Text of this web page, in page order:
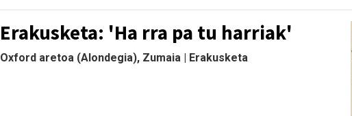
Erakusketa: 'Ha rra pa tu harriak'
Oxford aretoa (Alondegia), Zumaia | Erakusketa